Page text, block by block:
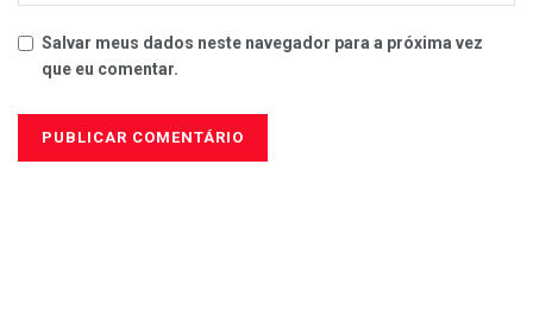
Salvar meus dados neste navegador para a próxima vez
que eu comentar.